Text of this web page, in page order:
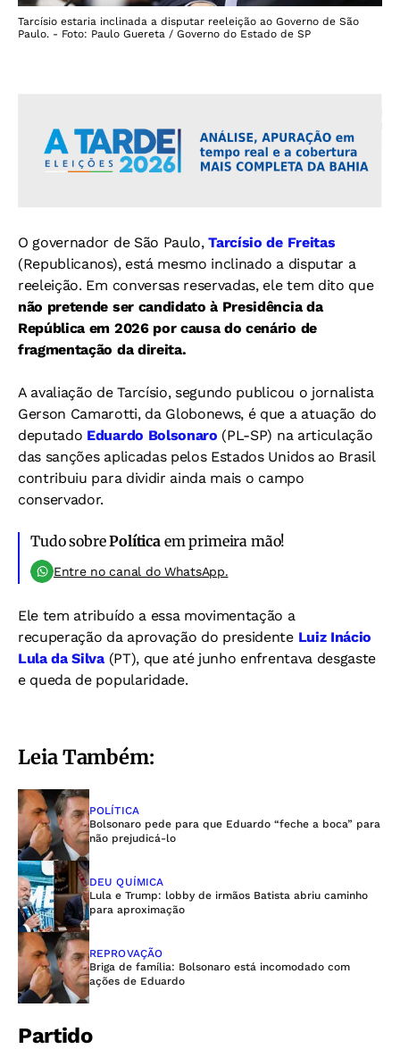
Tarcísio estaria inclinada a disputar reeleição ao Governo de São
Paulo. - Foto: Paulo Guereta / Governo do Estado de SP
O governador de São Paulo,Tarcísio de Freitas
(Republicanos), está mesmo inclinado a disputar a
reeleição. Em conversas reservadas, ele tem dito que
não pretende ser candidato à Presidência da
República em 2026 por causa do cenário de
fragmentação da direita.
A avaliação de Tarcísio, segundo publicou o jornalista
Gerson Camarotti, da Globonews, é que a atuação do
deputado Eduardo Bolsonaro (PL-SP) na articulação
das sanções aplicadas pelos Estados Unidos ao Brasil
contribuiu para dividir ainda mais o campo
conservador.
Tudo sobrePolítica em primeira mão!
Entre no canal do WhatsApp.
Ele tem atribuído a essa movimentação a
recuperação da aprovação do presidente Luiz Inácio
Lula da Silva (PT), que até junho enfrentava desgaste
e queda de popularidade.
Leia Também:
POLÍTICA
Bolsonaro pede para que Eduardo “feche a boca” para
não prejudicá-lo
DEU QUÍMICA
Lula e Trump: lobby de irmãos Batista abriu caminho
para aproximação
REPROVAÇÃO
Briga de família: Bolsonaro está incomodado com
ações de Eduardo
Partido